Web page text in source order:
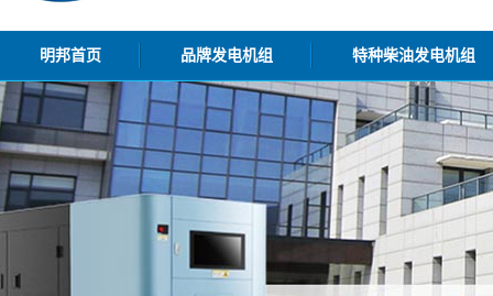
明邦首页 品牌发电机组 特种柴油发电机组